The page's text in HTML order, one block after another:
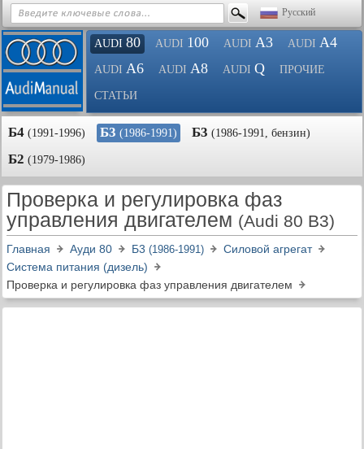
Русский
AUDI 80 AUDI 100 AUDI A3 AUDI A4
AUDI A6 AUDI A8 AUDI Q ПРОЧИЕ
СТАТЬИ
Б4 (1991-1996) Б3 (1986-1991) Б3 (1986-1991, бензин)
Б2 (1979-1986)
Проверка и регулировка фаз
управления двигателем (Audi 80 B3)
Главная Ауди 80 Б3 (1986-1991)
Силовой агрегат
Система питания (дизель)
Проверка и регулировка фаз управления двигателем